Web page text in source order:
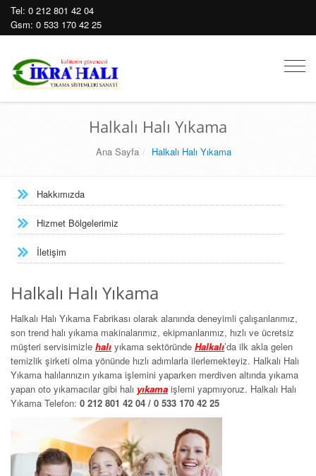
Tel: 0 212 801 42 04
Gsm: 0 533 170 42 25
Mobil
Halkalı Halı Yıkama
Ana Sayfa Halkalı Halı Yıkama
Hakkımızda
Hizmet Bölgelerimiz
İletişim
Halkalı Halı Yıkama
Halkalı Halı Yıkama Fabrikası olarak alanında deneyimli çalışanlarımız,
son trend halı yıkama makinalarımız, ekipmanlarımız, hızlı ve ücretsiz
müşteri servisimizle halı yıkama sektöründe Halkalı’da ilk akla gelen
temizlik şirketi olma yönünde hızlı adımlarla ilerlemekteyiz. Halkalı Halı
Yıkama halılarınızın yıkama işlemini yaparken merdiven altında yıkama
yapan oto yıkamacılar gibi halı yıkama işlemi yapmıyoruz. Halkalı Halı
Yıkama Telefon: 0 212 801 42 04 / 0 533 170 42 25